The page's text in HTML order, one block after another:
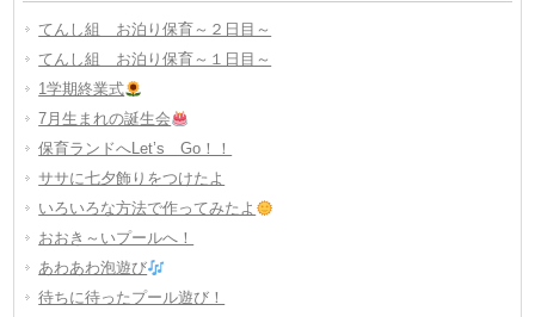
てんし組 お泊り保育～２日目～
てんし組 お泊り保育～１日目～
1学期終業式
7月生まれの誕生会
保育ランドへLet’s Go！！
ササに七夕飾りをつけたよ
いろいろな方法で作ってみたよ
おおき～いプールへ！
あわあわ泡遊び
待ちに待ったプール遊び！